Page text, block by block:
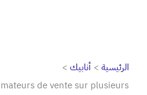
الرئيسية
أنابيك
de vente sur plusieurs